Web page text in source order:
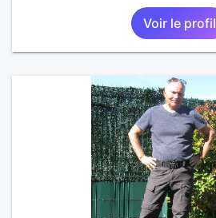
Voir le profil